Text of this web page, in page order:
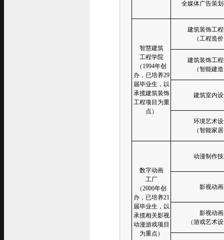
全媒体广告策
智慧建筑
工程学院
（1994年创
办，已培养29
届毕业生，以
承揽建筑装饰
工程项目为重
点）
建筑装饰工
（工程造
建筑装饰工
（智能建
建筑室内
环境艺术
（智能家
数字动画
工厂
（2000年创
办，已培养21
届毕业生，以
承揽相关影视
动漫游戏项目
为重点）
动漫制作
影视动画
影视动画
（游戏艺术